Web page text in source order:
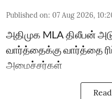
Published on: 07 Aug 2026,
அதிமுக MLA திலீபன்
வார்த்தைக்கு வார்த்தை
அமைச்சர்கள்